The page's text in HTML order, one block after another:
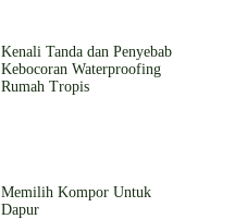
Kenali Tanda dan Penyebab
Kebocoran Waterproofing
Rumah Tropis
Memilih Kompor Untuk
Dapur